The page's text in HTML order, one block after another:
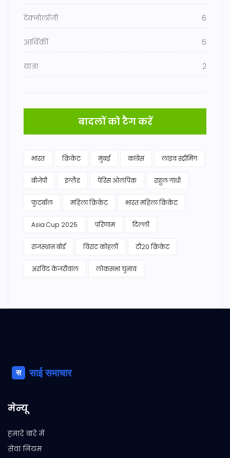
टेक्नोलॉजी 6
आर्थिकी 5
यात्रा 2
बादलों को टैग करें
भारत क्रिकेट मुंबई कांग्रेस लाइव स्ट्रीमिंग
बीजेपी इंग्लैंड पेरिस ओलंपिक राहुल गांधी
फुटबॉल महिला क्रिकेट भारत महिला क्रिकेट
Asia Cup 2025 परिणाम दिल्ली
राजस्थान बोर्ड विराट कोहली टी20 क्रिकेट
अरविंद केजरीवाल लोकसभा चुनाव
मेन्यू
हमारे बारे में
सेवा नियम